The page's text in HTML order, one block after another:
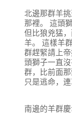
北邊那群羊
那裡。 這頭
但比狼兇猛
羊。 這樣羊
群趕緊請上
頭獅子一直
群，比前面
只是逃命，
南邊的羊群